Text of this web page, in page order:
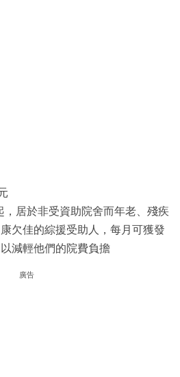
，居於非受資助院舍而年老、殘疾
欠佳的綜援受助人，每月可獲發
減輕他們的院費負擔
廣告